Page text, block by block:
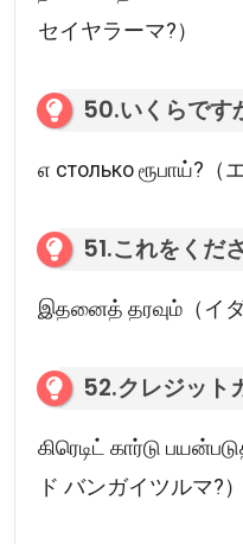
セイヤラーマ?）
50.いくらです
எ столько ரூபாய்?（
51.これをくだ
இதனைத் தரவும்（イダ
52.クレジット
கிரெடிட் கார்டு
ド バンガイツルマ?）